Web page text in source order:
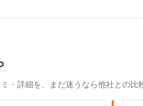
・詳細を、まだ迷うなら他社との比